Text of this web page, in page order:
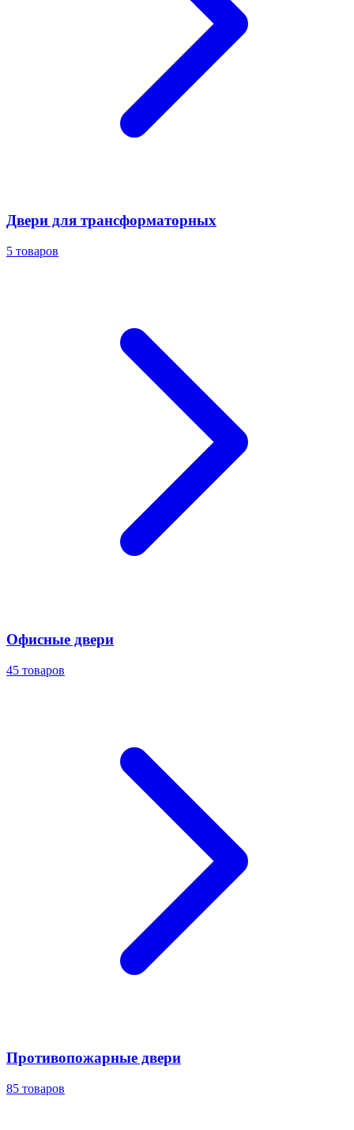
Двери для трансформаторных
5 товаров
Офисные двери
45 товаров
Противопожарные двери
85 товаров